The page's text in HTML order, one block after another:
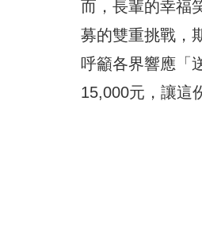
而，長輩的幸福
募的雙重挑戰，
呼籲各界響應「
15,000元，讓這